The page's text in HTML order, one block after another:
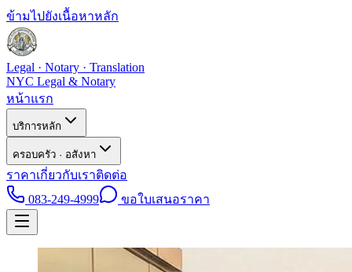
ข้ามไปยังเนื้อหาหลัก
Legal · Notary · Translation
NYC Legal & Notary
หน้าแรก
บริการหลัก
ครอบครัว · อสังหา
ราคาเกี่ยวกับเราติดต่อ
083-249-4999
ขอใบเสนอราคา